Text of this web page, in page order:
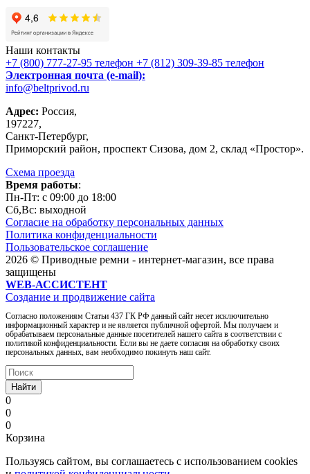
Наши контакты
+7 (800) 777-27-95 телефон +7 (812) 309-39-85 телефон
Электронная почта (e-mail):
info@beltprivod.ru
Адрес: Россия,
197227,
Санкт-Петербург,
Приморский район, проспект Сизова, дом 2, склад «Простор».
Схема проезда
Время работы:
Пн-Пт: c 09:00 до 18:00
Сб,Вc: выходной
Согласие на обработку персональных данных
Политика конфиденциальности
Пользовательское соглашение
2026 © Приводные ремни - интернет-магазин, все права
защищены
WEB-АССИСТЕНТ
Создание и продвижение сайта
Согласно положениям Статьи 437 ГК РФ данный сайт несет исключительно
информационный характер и не является публичной офертой. Мы получаем и
обрабатываем персональные данные посетителей нашего сайта в соответствии с
политикой конфиденциальности. Если вы не даете согласия на обработку своих
персональных данных, вам необходимо покинуть наш сайт.
Найти
0
0
0
Корзина
Пользуясь сайтом, вы соглашаетесь с использованием cookies